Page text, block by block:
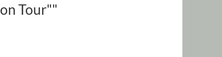
Tour""